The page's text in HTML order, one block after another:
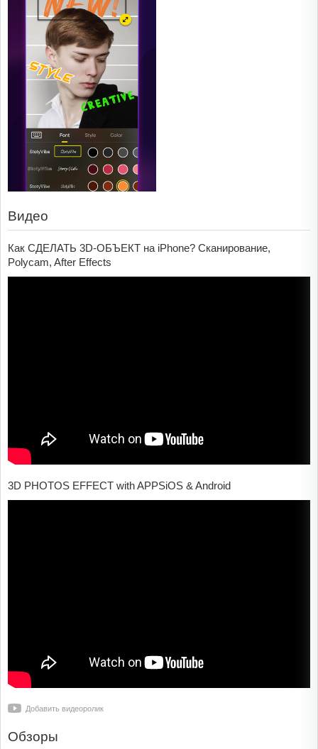
Видео
Как СДЕЛАТЬ 3D-ОБЪЕКТ на iPhone? Сканирование,
Polycam, After Effects
3D PHOTOS EFFECT with APPSiOS & Android
Добавить видеоролик
Обзоры